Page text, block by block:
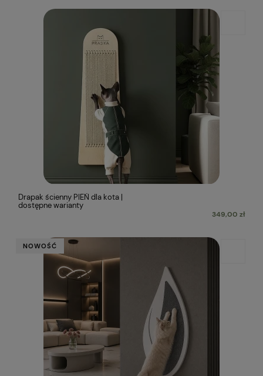
Drapak ścienny PIEŃ dla kota |
dostępne warianty
349,00 zł
NOWOŚĆ